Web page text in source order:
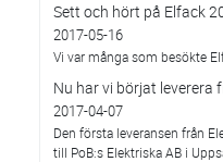
Sett och hört på Elfack
2017-05-16
Vi var många som besökte
Nu har vi börjat
2017-04-07
Den första leveransen från
till PoB:s Elektriska AB i